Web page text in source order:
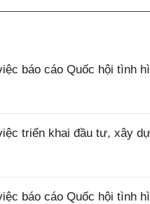
báo cáo Quốc hội tình
triển khai đầu tư, xây
báo cáo Quốc hội tình